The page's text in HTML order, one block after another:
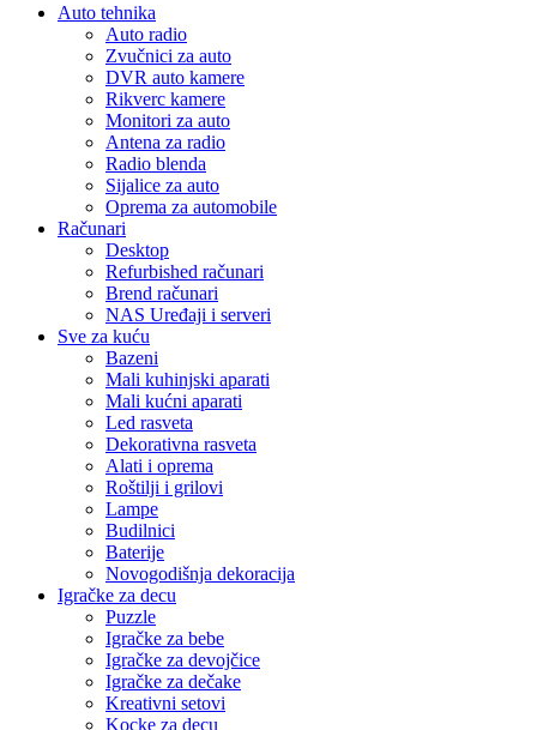
Auto tehnika
Auto radio
Zvučnici za auto
DVR auto kamere
Rikverc kamere
Monitori za auto
Antena za radio
Radio blenda
Sijalice za auto
Oprema za automobile
Računari
Desktop
Refurbished računari
Brend računari
NAS Uređaji i serveri
Sve za kuću
Bazeni
Mali kuhinjski aparati
Mali kućni aparati
Led rasveta
Dekorativna rasveta
Alati i oprema
Roštilji i grilovi
Lampe
Budilnici
Baterije
Novogodišnja dekoracija
Igračke za decu
Puzzle
Igračke za bebe
Igračke za devojčice
Igračke za dečake
Kreativni setovi
Kocke za decu